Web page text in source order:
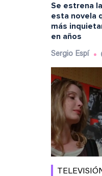
Se estrena
esta novela
más
en años
Sergio Espí